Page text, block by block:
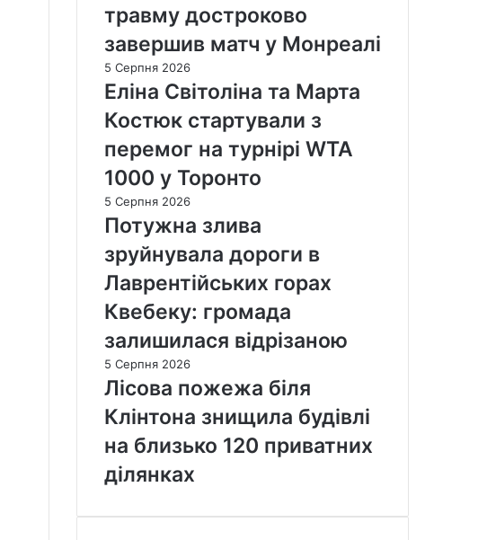
травму достроково
завершив матч у Монреалі
5 Серпня 2026
Еліна Світоліна та Марта
Костюк стартували з
перемог на турнірі WTA
1000 у Торонто
5 Серпня 2026
Потужна злива
зруйнувала дороги в
Лаврентійських горах
Квебеку: громада
залишилася відрізаною
5 Серпня 2026
Лісова пожежа біля
Клінтона знищила будівлі
на близько 120 приватних
ділянках